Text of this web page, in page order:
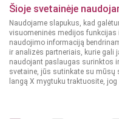
Šioje svetainėje
Naudojame slapukus, kad
visuomeninės medijos
naudojimo informaciją
ir analizės partneriais, kurie gali
naudojant paslaugas surinktos
svetaine, jūs sutinkate su
langą X mygtuku traktuosite,
Rinkuškiai Seno